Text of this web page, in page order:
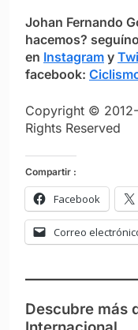
Johan Fernando
hacemos?
en Instagram y
facebook:
Copyright ©
Rights Reserved
Compartir :
Facebook
Correo
Descubre más